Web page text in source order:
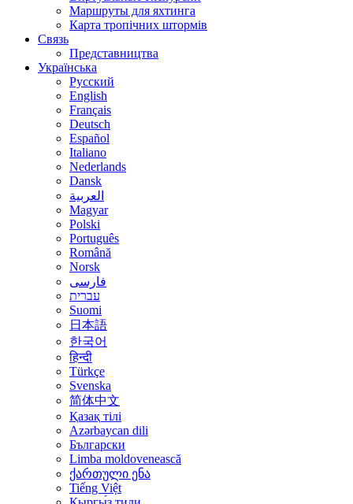
Маршруты для яхтинга
Карта тропічних штормів
Связь
Представництва
Українська
Русский
English
Français
Deutsch
Español
Italiano
Nederlands
Dansk
العربية
Magyar
Polski
Português
Română
Norsk
فارسی
עברית
Suomi
日本語
한국어
हिन्दी
Türkçe
Svenska
简体中文
Қазақ тілі
Azərbaycan dili
Български
Limba moldovenească
ქართული ენა
Tiếng Việt